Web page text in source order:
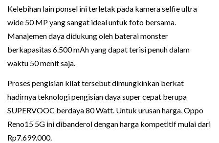
Kelebihan lain ponsel ini terletak pada kamera selfie ultra
wide 50 MP yang sangat ideal untuk foto bersama.
Manajemen daya didukung oleh baterai monster
berkapasitas 6.500 mAh yang dapat terisi penuh dalam
waktu 50 menit saja.
Proses pengisian kilat tersebut dimungkinkan berkat
hadirnya teknologi pengisian daya super cepat berupa
SUPERVOOC berdaya 80 Watt. Untuk urusan harga, Oppo
Reno15 5G ini dibanderol dengan harga kompetitif mulai dari
Rp7.699.000.